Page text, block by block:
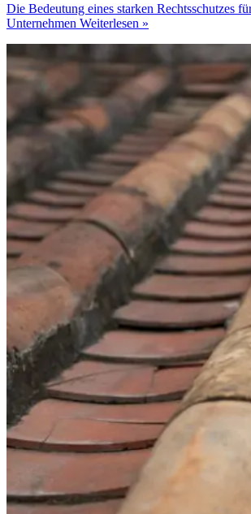
Die Bedeutung eines starken Rechtsschutzes
Unternehmen Weiterlesen »